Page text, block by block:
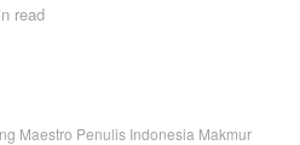
read
Maestro Penulis Indonesia Makmur